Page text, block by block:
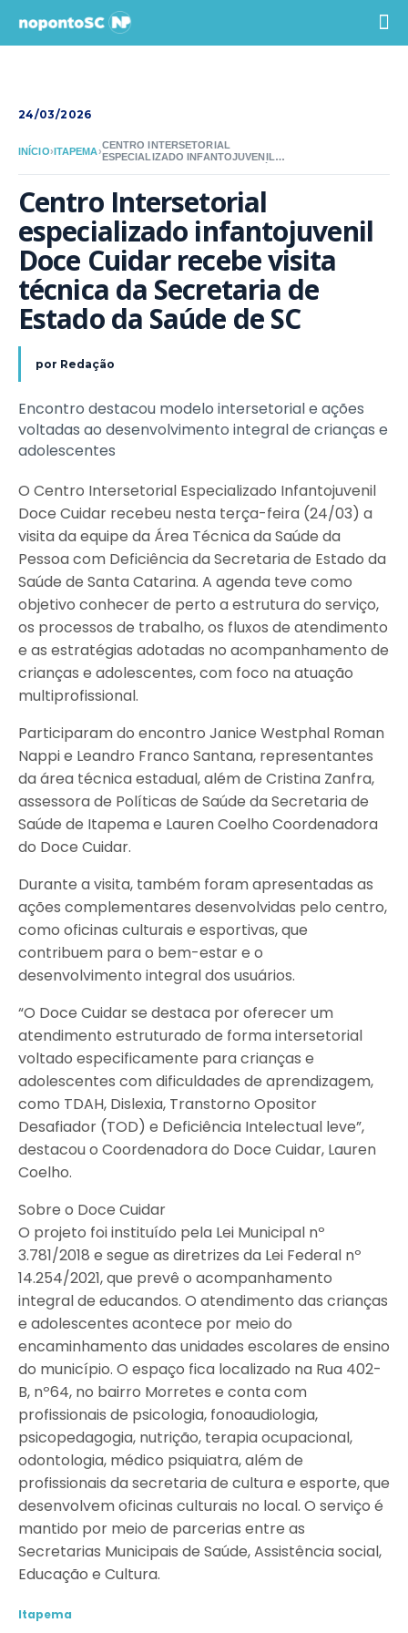
24/03/2026
INÍCIO›ITAPEMA›
CENTRO INTERSETORIAL
ESPECIALIZADO INFANTOJUVENIL
DE SC
Centro Intersetorial
especializado infantojuvenil
Doce Cuidar recebe visita
técnica da Secretaria de
Estado da Saúde de SC
por Redação
Encontro destacou modelo intersetorial e ações
voltadas ao desenvolvimento integral de crianças e
adolescentes
O Centro Intersetorial Especializado Infantojuvenil
Doce Cuidar recebeu nesta terça-feira (24/03) a
visita da equipe da Área Técnica da Saúde da
Pessoa com Deficiência da Secretaria de Estado da
Saúde de Santa Catarina. A agenda teve como
objetivo conhecer de perto a estrutura do serviço,
os processos de trabalho, os fluxos de atendimento
e as estratégias adotadas no acompanhamento de
crianças e adolescentes, com foco na atuação
multiprofissional.
Participaram do encontro Janice Westphal Roman
Nappi e Leandro Franco Santana, representantes
da área técnica estadual, além de Cristina Zanfra,
assessora de Políticas de Saúde da Secretaria de
Saúde de Itapema e Lauren Coelho Coordenadora
do Doce Cuidar.
Durante a visita, também foram apresentadas as
ações complementares desenvolvidas pelo centro,
como oficinas culturais e esportivas, que
contribuem para o bem-estar e o
desenvolvimento integral dos usuários.
“O Doce Cuidar se destaca por oferecer um
atendimento estruturado de forma intersetorial
voltado especificamente para crianças e
adolescentes com dificuldades de aprendizagem,
como TDAH, Dislexia, Transtorno Opositor
Desafiador (TOD) e Deficiência Intelectual leve”,
destacou o Coordenadora do Doce Cuidar, Lauren
Coelho.
Sobre o Doce Cuidar
O projeto foi instituído pela Lei Municipal nº
3.781/2018 e segue as diretrizes da Lei Federal nº
14.254/2021, que prevê o acompanhamento
integral de educandos. O atendimento das crianças
e adolescentes acontece por meio do
encaminhamento das unidades escolares de ensino
do município. O espaço fica localizado na Rua 402-
B, nº64, no bairro Morretes e conta com
profissionais de psicologia, fonoaudiologia,
psicopedagogia, nutrição, terapia ocupacional,
odontologia, médico psiquiatra, além de
profissionais da secretaria de cultura e esporte, que
desenvolvem oficinas culturais no local. O serviço é
mantido por meio de parcerias entre as
Secretarias Municipais de Saúde, Assistência social,
Educação e Cultura.
Itapema